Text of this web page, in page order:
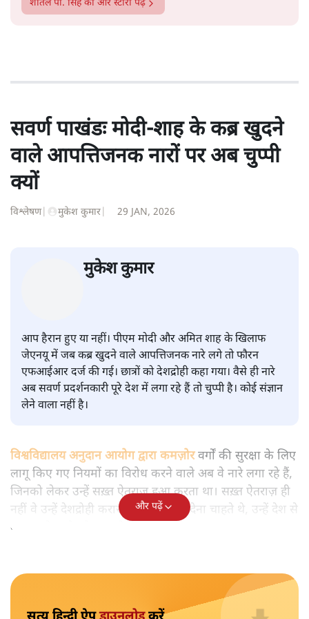
की। इसके बाद पारिवारिक व्यवसाय में क़रीब दो दशक गुज़ारने के
'समकाल' पाक्षिक समाचार पत्रिका का क़रीब एक वर्ष प्रकाशन किया
।
शीतल पी. सिंहकी और स्टोरी पढ़ें
क्यों
विश्लेषण| मुकेश कुमार | 29 JAN, 2026